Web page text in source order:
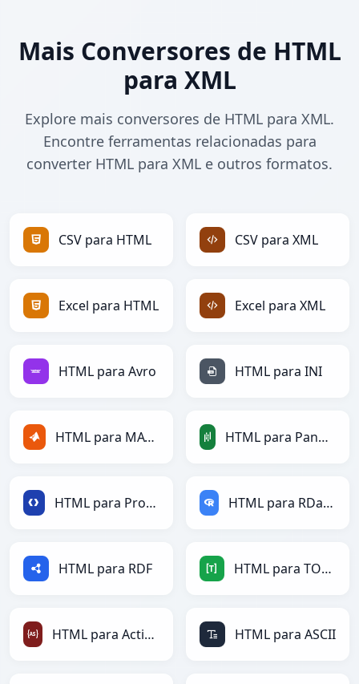
Mais Conversores de HTML
para XML
Explore mais conversores de HTML para XML.
Encontre ferramentas relacionadas para
converter HTML para XML e outros formatos.
CSV para HTML CSV para XML
Excel para HTML Excel para XML
HTML para Avro HTML para INI
HTML para MATLAB HTML para PandasDataFrame
HTML para Protobuf HTML para RDataFrame
HTML para RDF HTML para TOML
HTML para ActionScript HTML para ASCII